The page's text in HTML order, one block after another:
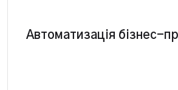
Автоматизація бізнес-
CRM система сама виконує
складні операції